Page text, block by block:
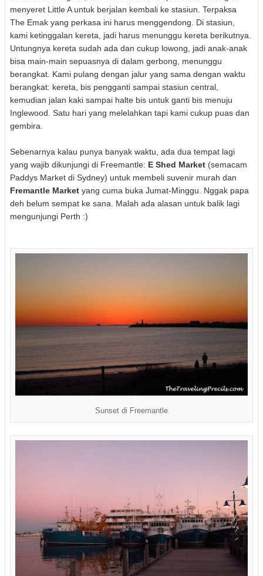
menyeret Little A untuk berjalan kembali ke stasiun. Terpaksa
The Emak yang perkasa ini harus menggendong. Di stasiun,
kami ketinggalan kereta, jadi harus menunggu kereta berikutnya.
Untungnya kereta sudah ada dan cukup lowong, jadi anak-anak
bisa main-main sepuasnya di dalam gerbong, menunggu
berangkat. Kami pulang dengan jalur yang sama dengan waktu
berangkat: kereta, bis pengganti sampai stasiun central,
kemudian jalan kaki sampai halte bis untuk ganti bis menuju
Inglewood. Satu hari yang melelahkan tapi kami cukup puas dan
gembira.
Sebenarnya kalau punya banyak waktu, ada dua tempat lagi
yang wajib dikunjungi di Freemantle: E Shed Market (semacam
Paddys Market di Sydney) untuk membeli suvenir murah dan
Fremantle Market yang cuma buka Jumat-Minggu. Nggak papa
deh belum sempat ke sana. Malah ada alasan untuk balik lagi
mengunjungi Perth :)
Sunset di Freemantle